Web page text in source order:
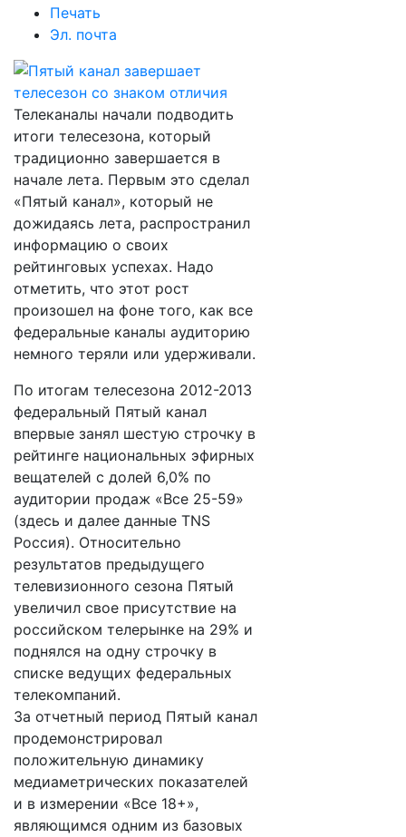
Печать
Эл. почта
Телеканалы начали подводить
итоги телесезона, который
традиционно завершается в
начале лета. Первым это сделал
«Пятый канал», который не
дожидаясь лета, распространил
информацию о своих
рейтинговых успехах. Надо
отметить, что этот рост
произошел на фоне того, как все
федеральные каналы аудиторию
немного теряли или удерживали.
По итогам телесезона 2012-2013
федеральный Пятый канал
впервые занял шестую строчку в
рейтинге национальных эфирных
вещателей с долей 6,0% по
аудитории продаж «Все 25-59»
(здесь и далее данные TNS
Россия). Относительно
результатов предыдущего
телевизионного сезона Пятый
увеличил свое присутствие на
российском телерынке на 29% и
поднялся на одну строчку в
списке ведущих федеральных
телекомпаний.
За отчетный период Пятый канал
продемонстрировал
положительную динамику
медиаметрических показателей
и в измерении «Все 18+»,
являющимся одним из базовых